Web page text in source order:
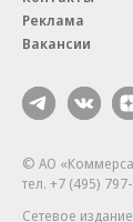
Реклама
Вакансии
© АО
тел. +7 (495)
Сетевое